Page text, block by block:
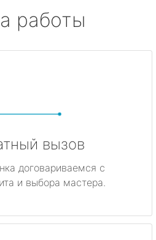
работы
вызов
договариваемся с
и выбора мастера.